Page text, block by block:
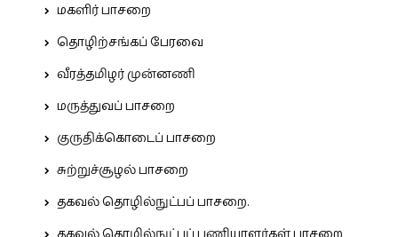
மகளிர் பாசறை
தொழிற்சங்கப் பேரவை
வீரத்தமிழர் முன்னணி
மருத்துவப் பாசறை
குருதிக்கொடைப் பாசறை
சுற்றுச்சூழல் பாசறை
தகவல் தொழில்நுட்பப் பாசறை.